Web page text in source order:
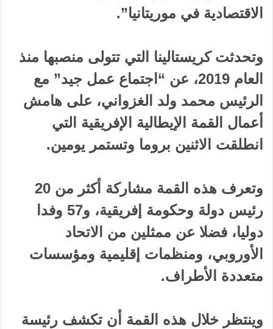
الاقتصادية في موريتانيا”.
وتحدثت كريستالينا التي تتولى منصبها منذ
العام 2019، عن “اجتماع عمل جيد” مع
الرئيس محمد ولد الغزواني، على هامش
أعمال القمة الإيطالية الإفريقية التي
انطلقت الاثنين بروما وتستمر يومين.
وتعرف هذه القمة مشاركة أكثر من 20
رئيس دولة وحكومة إفريقية، و57 وفدا
دوليا، فضلا عن ممثلين من الاتحاد
الأوروبي، ومنظمات إقليمية ومؤسسات
متعددة الأطراف.
وينتظر خلال هذه القمة أن تكشف رئيسة